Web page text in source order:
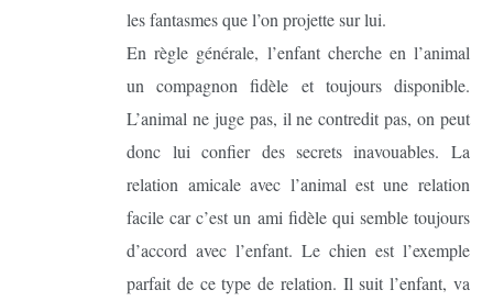
les fantasmes que l’on projette sur lui.
En règle générale, l’enfant cherche en l’animal
un compagnon fidèle et toujours disponible.
L’animal ne juge pas, il ne contredit pas, on peut
donc lui confier des secrets inavouables. La
relation amicale avec l’animal est une relation
facile car c’est un ami fidèle qui semble toujours
d’accord avec l’enfant. Le chien est l’exemple
parfait de ce type de relation. Il suit l’enfant, va